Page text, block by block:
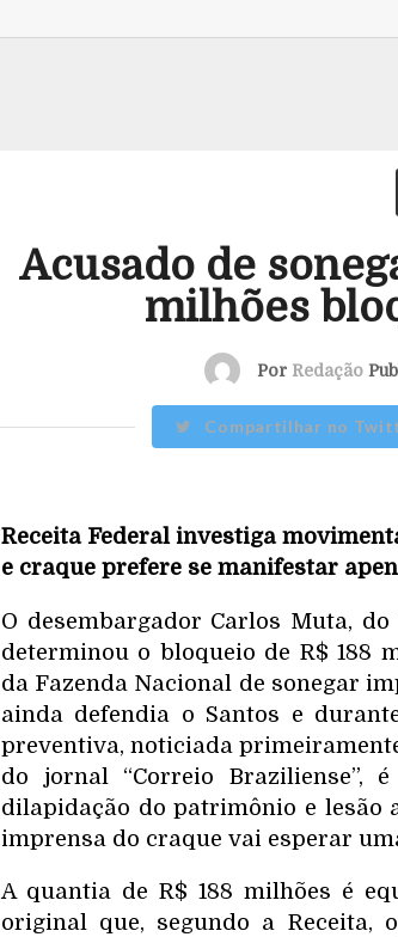
Acusado de
milhões
Por Redação
Compartilhar no
Receita Federal investiga
e craque prefere se manifestar
O desembargador Carlos Muta,
determinou o bloqueio de R$ 188
da Fazenda Nacional de sonegar
ainda defendia o Santos e
preventiva, noticiada
do jornal “Correio
dilapidação do patrimônio e lesão
imprensa do craque vai esperar
A quantia de R$ 188 milhões é
original que, segundo a Receita,